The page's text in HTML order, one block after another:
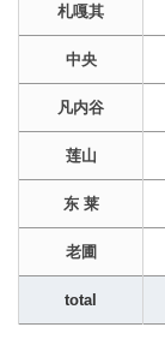
total
札嘎其
中央
凡内谷
莲山
东 莱
老圃